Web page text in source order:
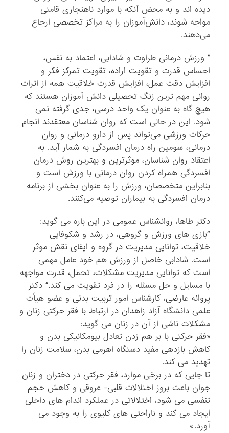
دیده اند و به محض آنکه با موارد ناهنجاری قامتی
مواجه شوند، دانش‌آموزان را به مراکز تخصصی ارجاع
می‌دهند.
” ورزش درمانی طراوت و شادابی، اعتماد به نفس،
احساس قدرت و تقویت اراده، تقویت تمرکز فکر و
افزایش دقت عمل، افزایش قدرت خلاقیت همه از اثرات
روانی مهم ترین زنگ تحصیلی دانش آموزان هستند که
هیچ گاه به عنوان یک واحد درسی، جدی گرفته نمی
شود. این در حالی است که روان شناسان معتقدند انجام
حرکات ورزشی می‌تواند پس از دارو درمانی و روان
درمانی، سومین راه درمان افسردگی به شمار آید. به
اعتقاد روان شناسان، موثرترین و بهترین روش درمان
افسردگی همراه کردن روان درمانی با ورزش است و
بنابراین متخصصان، ورزش را به عنوان بخشی از برنامه
درمان افسردگی به بیماران توصیه می‌کنند.
دکتر طاها، روانشناس عمومی در این باره می گوید:
“بازی های ورزش و گروهی، در رشد و شکوفایی
خلاقیت، توانایی مدیریت در گروه و ایفای نقش موثر
است. شادابی خاصل از ورزش هم خود عامل مهمی
است که توانایی مدیریت مشکلات، تحمل، قدرت مواجهه
با مسایل و حل مسئله را در فرد تقویت می کند.” دکتر
پروانه عارضی، کارشناس امور تربیت بدنی و عضو هیأت
علمی دانشگاه آزاد زاهدان در ارتباط با فقر حرکتی زنان و
مشکلات ناشی از آن در زنان می گوید:
«فقر حرکتی با بر هم زدن تعادل بیومکانیکی بدن و
کاهش بازدهی مفید دستگاه اهرمی بدن، سلامت زنان را
تهدید می کند.
تا جایی که در برخی موارد، فقر حرکتی در دختران و زنان
جوان باعث بروز اختلالات قلبی- عروقی و کاهش حجم
تنفسی می شود، اختلالاتی در عملکرد اندام های داخلی
ایجاد می کند و ناراحتی های کلیوی را به وجود می
آورد.»